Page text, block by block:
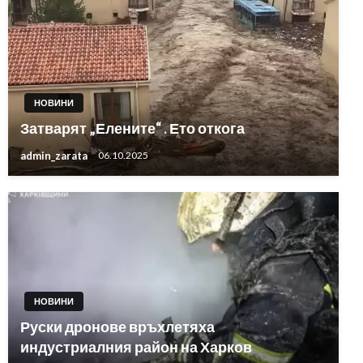
НОВИНИ
Затварят „Елените“ . Ето откога
admin_zarata 06.10.2025
НОВИНИ
Руски дронове връхлетяха
индустриалния район на Харков